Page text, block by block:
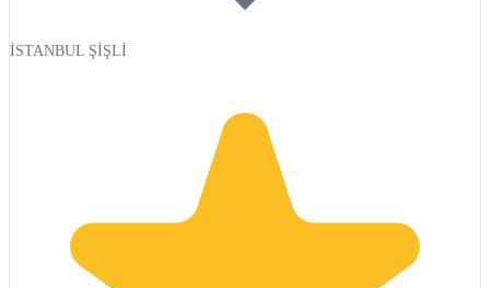
İSTANBUL ŞİŞLİ